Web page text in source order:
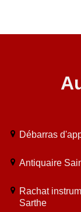
Débarras
Antiquaire
Rachat
Sarthe